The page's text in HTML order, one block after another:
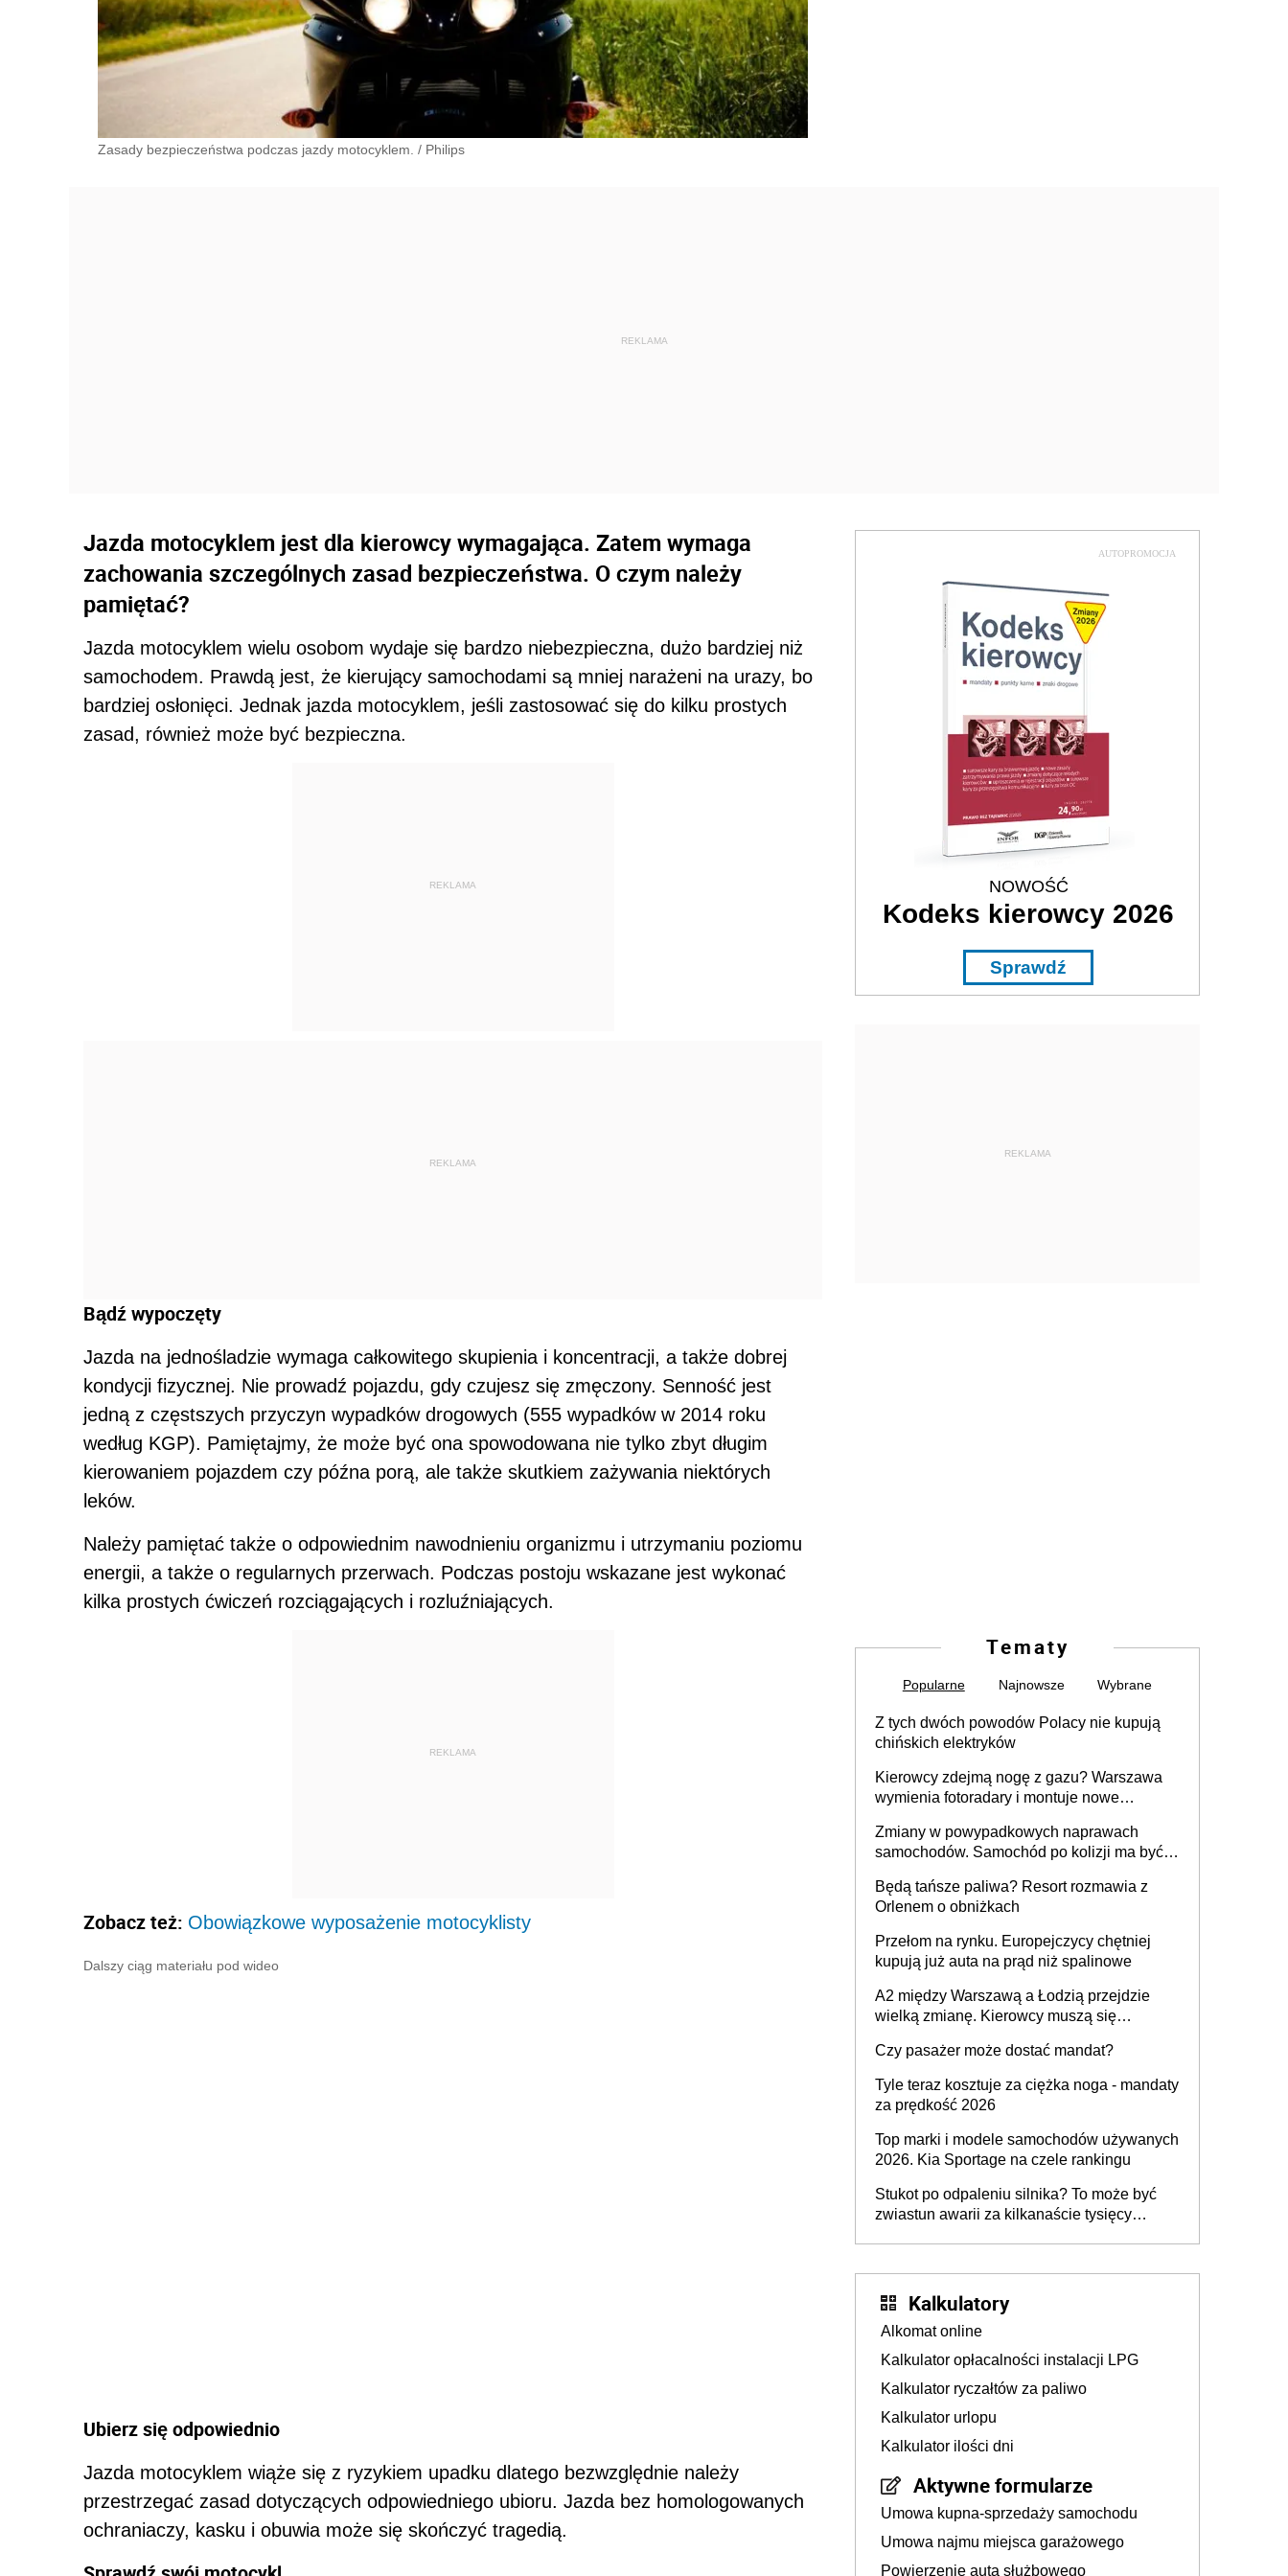
Zasady bezpieczeństwa podczas jazdy motocyklem. / Philips
Jazda motocyklem jest dla kierowcy wymagająca. Zatem wymaga
zachowania szczególnych zasad bezpieczeństwa. O czym należy
pamiętać?
Jazda motocyklem wielu osobom wydaje się bardzo niebezpieczna, dużo bardziej niż
samochodem. Prawdą jest, że kierujący samochodami są mniej narażeni na urazy, bo
bardziej osłonięci. Jednak jazda motocyklem, jeśli zastosować się do kilku prostych
zasad, również może być bezpieczna.
REKLAMA
REKLAMA
Bądź wypoczęty
Jazda na jednośladzie wymaga całkowitego skupienia i koncentracji, a także dobrej
kondycji fizycznej. Nie prowadź pojazdu, gdy czujesz się zmęczony. Senność jest
jedną z częstszych przyczyn wypadków drogowych (555 wypadków w 2014 roku
według KGP). Pamiętajmy, że może być ona spowodowana nie tylko zbyt długim
kierowaniem pojazdem czy późna porą, ale także skutkiem zażywania niektórych
leków.
Należy pamiętać także o odpowiednim nawodnieniu organizmu i utrzymaniu poziomu
energii, a także o regularnych przerwach. Podczas postoju wskazane jest wykonać
kilka prostych ćwiczeń rozciągających i rozluźniających.
REKLAMA
Zobacz też: Obowiązkowe wyposażenie motocyklisty
Dalszy ciąg materiału pod wideo
Ubierz się odpowiednio
Jazda motocyklem wiąże się z ryzykiem upadku dlatego bezwzględnie należy
przestrzegać zasad dotyczących odpowiedniego ubioru. Jazda bez homologowanych
ochraniaczy, kasku i obuwia może się skończyć tragedią.
AUTOPROMOCJA
NOWOŚĆ
Kodeks kierowcy 2026
Sprawdź
REKLAMA
Tematy
Popularne Najnowsze Wybrane
Z tych dwóch powodów Polacy nie kupują
chińskich elektryków
Kierowcy zdejmą nogę z gazu? Warszawa
wymienia fotoradary i montuje nowe
Zmiany w powypadkowych naprawach
samochodów. Samochód po kolizji ma być
technologią producenta
Będą tańsze paliwa? Resort rozmawia z
Orlenem o obniżkach
Przełom na rynku. Europejczycy chętniej
kupują już auta na prąd niż spalinowe
A2 między Warszawą a Łodzią przejdzie
wielką zmianę. Kierowcy muszą się
Czy pasażer może dostać mandat?
Tyle teraz kosztuje za ciężka noga - mandaty
za prędkość 2026
Top marki i modele samochodów używanych
2026. Kia Sportage na czele rankingu
Stukot po odpaleniu silnika? To może być
zwiastun awarii za kilkanaście tysięcy
Kalkulatory
Alkomat online
Kalkulator opłacalności instalacji LPG
Kalkulator ryczałtów za paliwo
Kalkulator urlopu
Kalkulator ilości dni
Aktywne formularze
Umowa kupna-sprzedaży samochodu
Umowa najmu miejsca garażowego
Powierzenie auta służbowego